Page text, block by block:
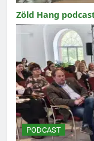
Zöld Hang
PODCAST